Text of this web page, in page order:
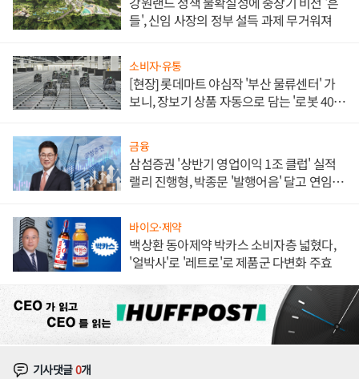
들', 신임 사장의 정부 설득 과제 무거워져
소비자·유통
[현장] 롯데마트 야심작 '부산 물류센터' 가
보니, 장보기 상품 자동으로 담는 '로봇 400
금융
삼섬증권 '상반기 영업이익 1조 클럽' 실적
랠리 진행형, 박종문 '발행어음' 달고 연임 향
바이오·제약
백상환 동아제약 박카스 소비자층 넓혔다,
'얼박사'로 '레트로'로 제품군 다변화 주효
기사댓글0개